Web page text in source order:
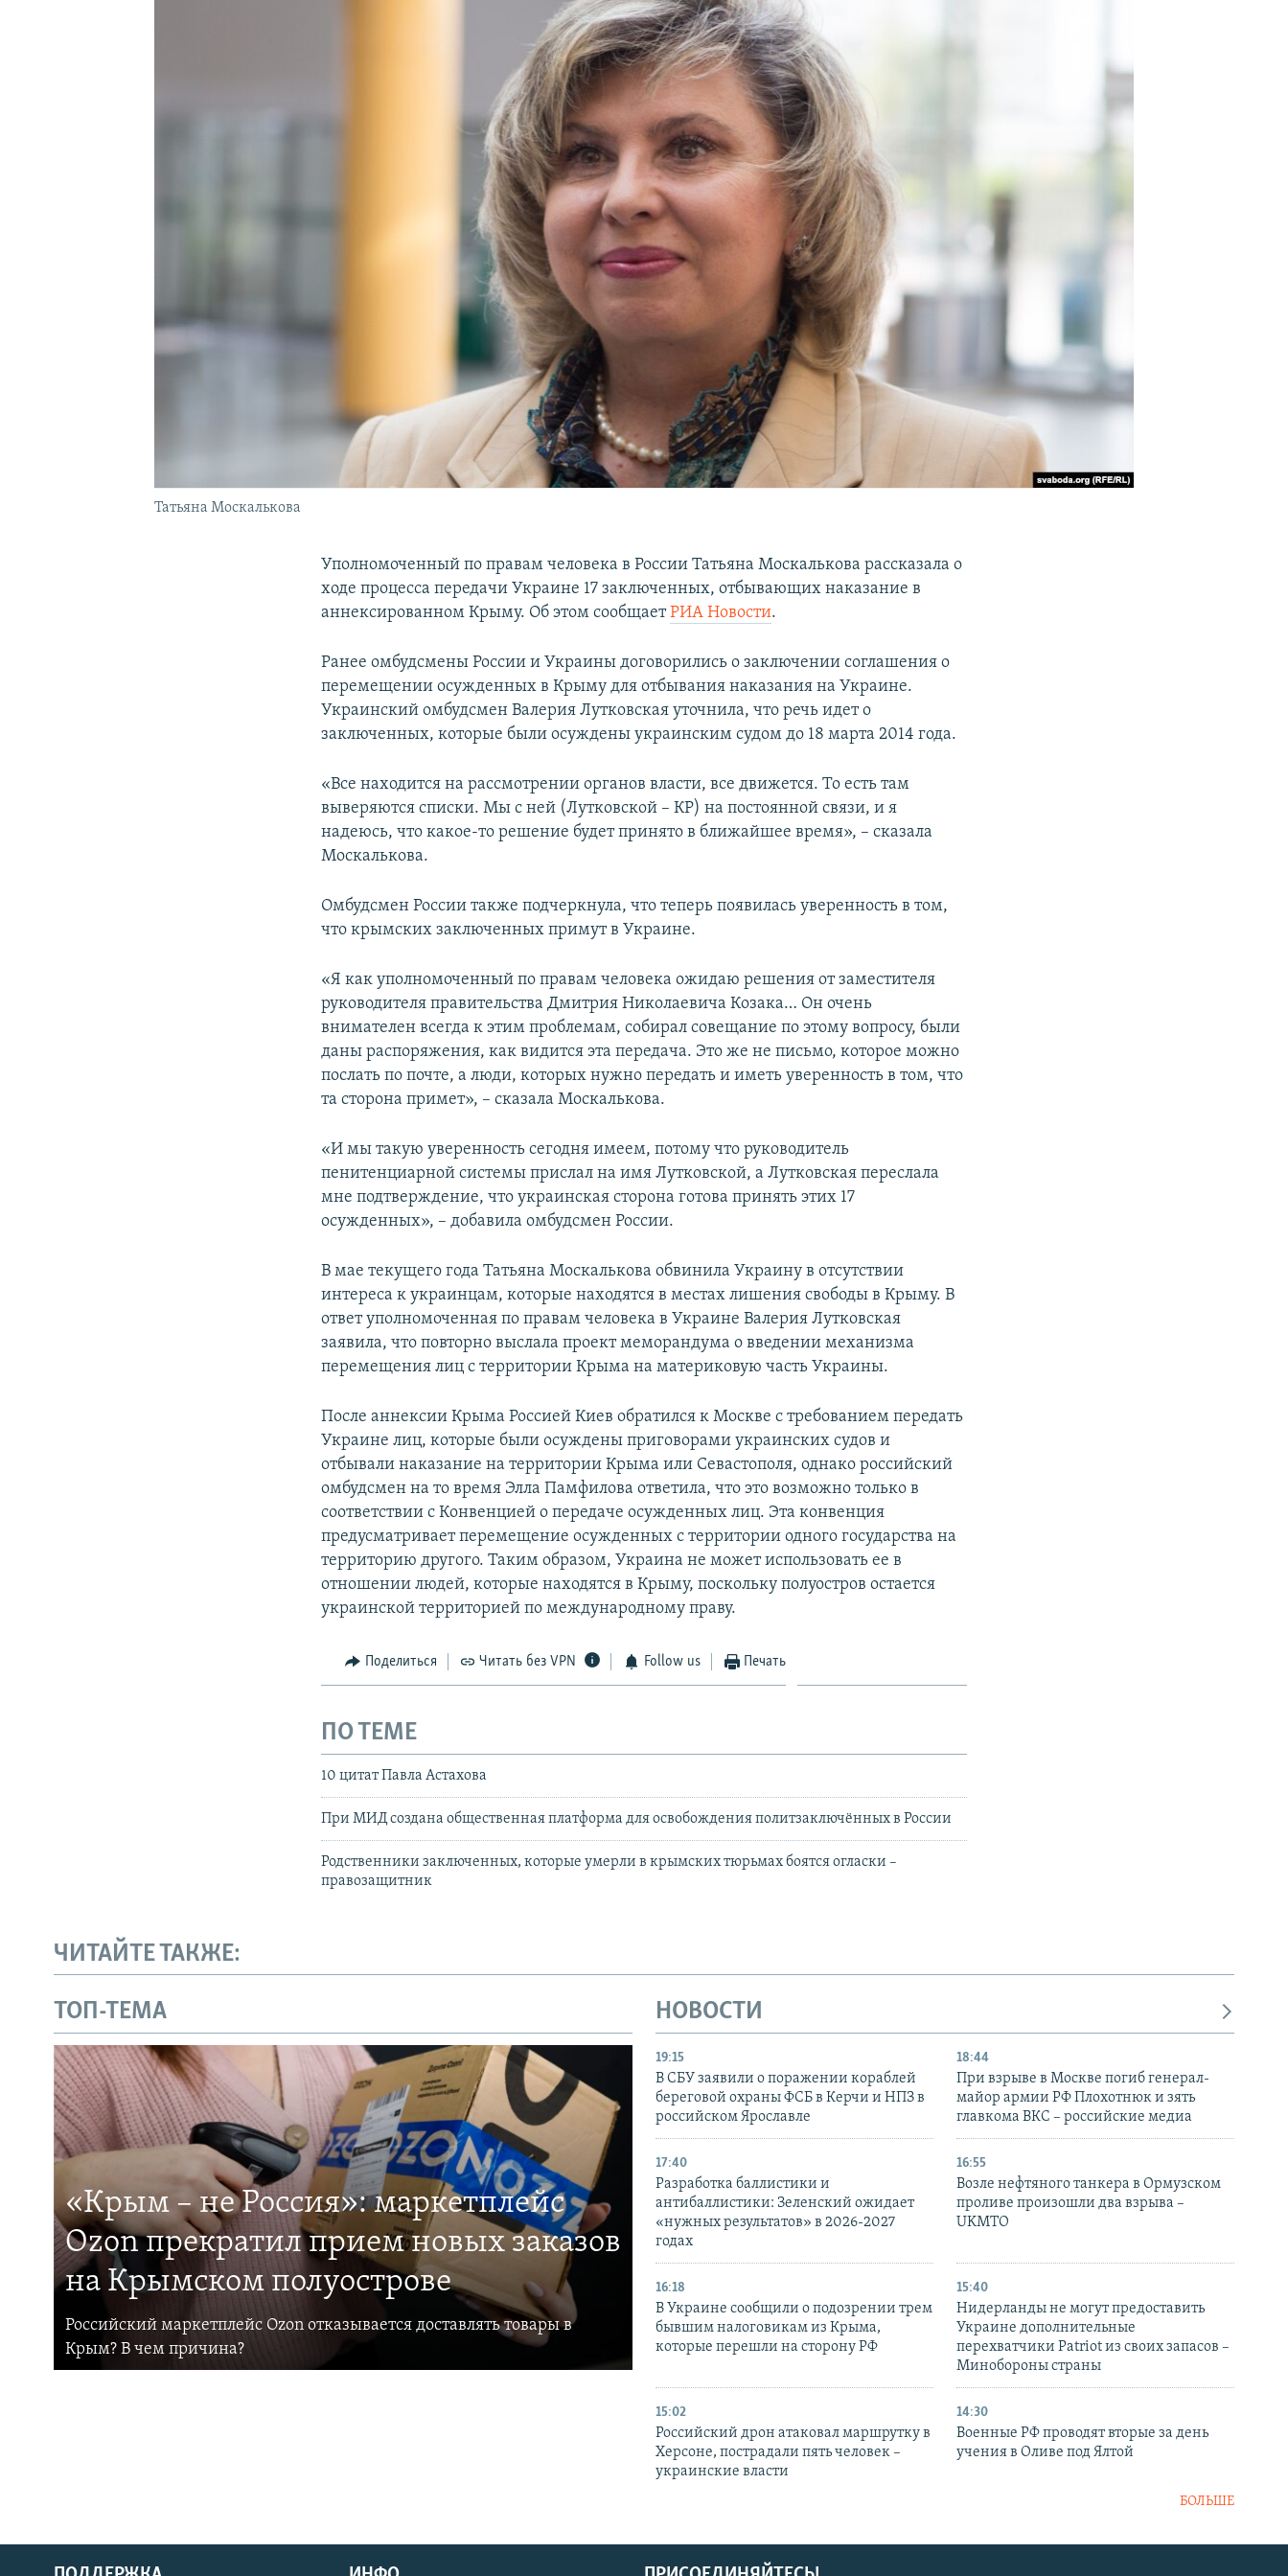
Татьяна Москалькова
Уполномоченный по правам человека в России Татьяна Москалькова рассказала о
ходе процесса передачи Украине 17 заключенных, отбывающих наказание в
аннексированном Крыму. Об этом сообщаетРИА Новости.
Ранее омбудсмены России и Украины договорились о заключении соглашения о
перемещении осужденных в Крыму для отбывания наказания на Украине.
Украинский омбудсмен Валерия Лутковская уточнила, что речь идет о
заключенных, которые были осуждены украинским судом до 18 марта 2014 года.
«Все находится на рассмотрении органов власти, все движется. То есть там
выверяются списки. Мы с ней (Лутковской – КР) на постоянной связи, и я
надеюсь, что какое-то решение будет принято в ближайшее время», – сказала
Москалькова.
Омбудсмен России также подчеркнула, что теперь появилась уверенность в том,
что крымских заключенных примут в Украине.
«Я как уполномоченный по правам человека ожидаю решения от заместителя
руководителя правительства Дмитрия Николаевича Козака… Он очень
внимателен всегда к этим проблемам, собирал совещание по этому вопросу, были
даны распоряжения, как видится эта передача. Это же не письмо, которое можно
послать по почте, а люди, которых нужно передать и иметь уверенность в том, что
та сторона примет», – сказала Москалькова.
«И мы такую уверенность сегодня имеем, потому что руководитель
пенитенциарной системы прислал на имя Лутковской, а Лутковская переслала
мне подтверждение, что украинская сторона готова принять этих 17
осужденных», – добавила омбудсмен России.
В мае текущего года Татьяна Москалькова обвинила Украину в отсутствии
интереса к украинцам, которые находятся в местах лишения свободы в Крыму. В
ответ уполномоченная по правам человека в Украине Валерия Лутковская
заявила, что повторно выслала проект меморандума о введении механизма
перемещения лиц с территории Крыма на материковую часть Украины.
После аннексии Крыма Россией Киев обратился к Москве с требованием передать
Украине лиц, которые были осуждены приговорами украинских судов и
отбывали наказание на территории Крыма или Севастополя, однако российский
омбудсмен на то время Элла Памфилова ответила, что это возможно только в
соответствии с Конвенцией о передаче осужденных лиц. Эта конвенция
предусматривает перемещение осужденных с территории одного государства на
территорию другого. Таким образом, Украина не может использовать ее в
отношении людей, которые находятся в Крыму, поскольку полуостров остается
украинской территорией по международному праву.
Поделиться Читать без VPN Follow us Печать
ПО ТЕМЕ
10 цитат Павла Астахова
При МИД создана общественная платформа для освобождения политзаключённых в России
Родственники заключенных, которые умерли в крымских тюрьмах боятся огласки –
правозащитник
ЧИТАЙТЕ ТАКЖЕ:
ТОП-ТЕМА
«Крым – не Россия»: маркетплейс
Ozon прекратил прием новых заказов
на Крымском полуострове
Российский маркетплейс Ozon отказывается доставлять товары в
Крым? В чем причина?
НОВОСТИ
19:15
В СБУ заявили о поражении кораблей
береговой охраны ФСБ в Керчи и НПЗ в
российском Ярославле
18:44
При взрыве в Москве погиб генерал-
майор армии РФ Плохотнюк и зять
главкома ВКС – российские медиа
17:40
Разработка баллистики и
антибаллистики: Зеленский ожидает
«нужных результатов» в 2026-2027
годах
16:55
Возле нефтяного танкера в Ормузском
проливе произошли два взрыва –
UKMTO
16:18
В Украине сообщили о подозрении трем
бывшим налоговикам из Крыма,
которые перешли на сторону РФ
15:40
Нидерланды не могут предоставить
Украине дополнительные
перехватчики Patriot из своих запасов –
Минобороны страны
15:02
Российский дрон атаковал маршрутку в
Херсоне, пострадали пять человек –
украинские власти
14:30
Военные РФ проводят вторые за день
учения в Оливе под Ялтой
БОЛЬШЕ